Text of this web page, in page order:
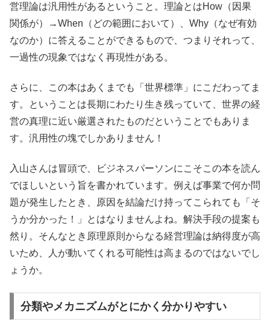
営理論は汎用性があるということ。理論とはHow（因果
関係が）→When（どの範囲において）、Why（なぜ有効
なのか）に答えることができるもので、つまりそれって、
一過性の現象ではなく再現性がある。
さらに、この本はあくまでも「世界標準」にこだわってま
す。ということは長期にわたり生き残っていて、世界の経
営の真理に近い厳選されたものだということでもありま
す。汎用性の塊でしかありません！
入山さんは冒頭で、ビジネスパーソンにこそこの本を読ん
でほしいという旨を書かれています。例えば事業で何か問
題が発生したとき、原因を結論だけ持ってこられても「そ
うか分かった！」とはなりませんよね。解決手段の提案も
然り。そんなとき原理原則からなる経営理論は納得度が高
いため、人が動いてくれる可能性は高まるのではないでし
ょうか。
分類やメカニズムがとにかく分かりやすい